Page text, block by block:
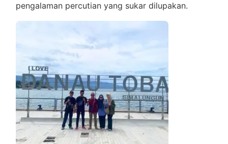
pengalaman percutian yang sukar dilupakan.